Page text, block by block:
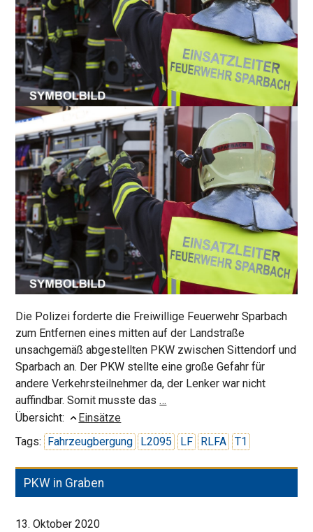
Die Polizei forderte die Freiwillige Feuerwehr Sparbach
zum Entfernen eines mitten auf der Landstraße
unsachgemäß abgestellten PKW zwischen Sittendorf und
Sparbach an. Der PKW stellte eine große Gefahr für
andere Verkehrsteilnehmer da, der Lenker war nicht
auffindbar. Somit musste das …
Fahrzeuges
Übersicht:
Einsätze
Tags: Fahrzeugbergung L2095 LF RLFA T1
PKW in Graben
13. Oktober 2020